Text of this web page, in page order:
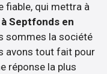
fiable, qui mettra à
Septfonds en
sommes la société
avons tout fait pour
réponse la plus